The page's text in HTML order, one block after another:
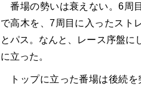
番場の勢いは衰えない。6周
で高木を、7周目に入ったスト
とパス。なんと、レース序盤に
に立った。
トップに立った番場は後続を